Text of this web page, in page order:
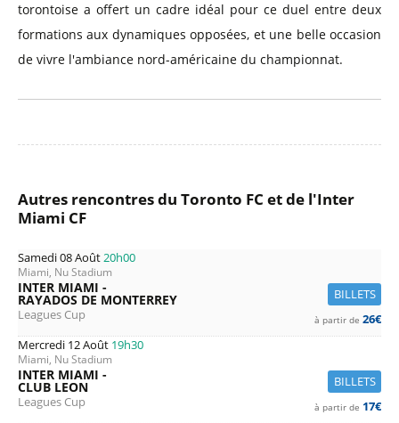
torontoise a offert un cadre idéal pour ce duel entre deux
formations aux dynamiques opposées, et une belle occasion
de vivre l'ambiance nord-américaine du championnat.
Autres rencontres du Toronto FC et de l'Inter
Miami CF
Samedi 08 Août20h00
Miami, Nu Stadium
BILLETS
INTER MIAMI -
RAYADOS DE MONTERREY
Leagues Cup à partir de 26€
Mercredi 12 Août 19h30
Miami, Nu Stadium
BILLETS
INTER MIAMI -
CLUB LEON
Leagues Cup à partir de 17€